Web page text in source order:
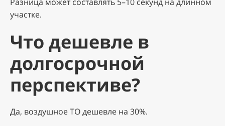
участке.
Что дешевле в
долгосрочной
перспективе?
Да, воздушное ТО дешевле на 30%.